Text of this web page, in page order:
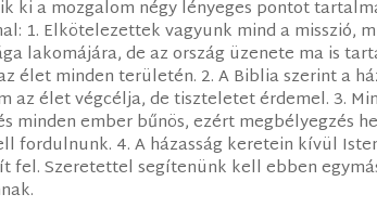
ki a mozgalom négy lényeges pontot
1. Elkötelezettek vagyunk mind a misszió,
lakomájára, de az ország üzenete ma is
élet minden területén. 2. A Biblia szerint a
az élet végcélja, de tiszteletet érdemel. 3.
minden ember bűnös, ezért megbélyegzés
fordulnunk. 4. A házasság keretein kívül
fel. Szeretettel segítenünk kell ebben